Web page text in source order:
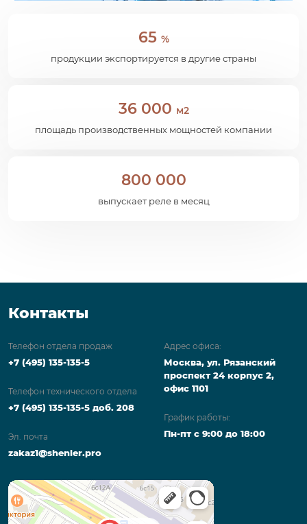
65 %
продукции экспортируется в другие страны
36 000 м2
площадь производственных мощностей компании
800 000
выпускает реле в месяц
Контакты
Телефон отдела продаж
+7 (495) 135-135-5
Телефон технического отдела
+7 (495) 135-135-5 доб. 208
Эл. почта
zakaz1@shenler.pro
Адрес офиса:
Москва, ул. Рязанский
проспект 24 корпус 2,
офис 1101
График работы:
Пн-пт с 9:00 до 18:00